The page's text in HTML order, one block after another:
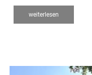
weiterlesen